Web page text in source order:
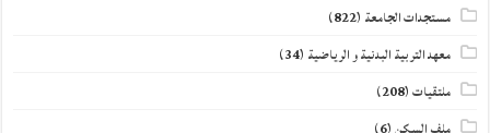
مستجدات الجامعة (822)
معهد التربية البدنية و الرياضية (34)
ملتقيات(208)